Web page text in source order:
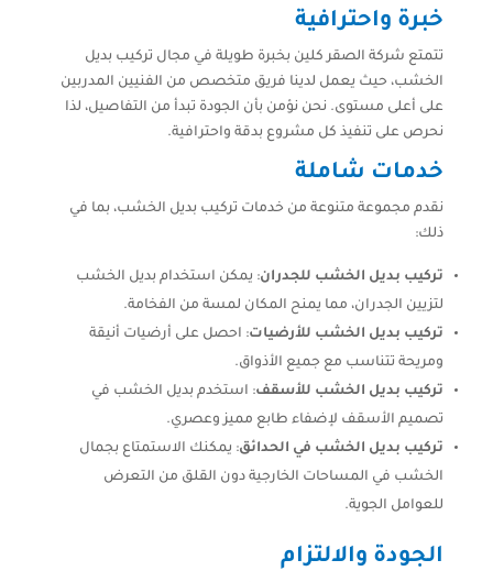
خبرة واحترافية
تتمتع شركة الصقر كلين بخبرة طويلة في مجال تركيب بديل
الخشب، حيث يعمل لدينا فريق متخصص من الفنيين المدربين
على أعلى مستوى. نحن نؤمن بأن الجودة تبدأ من التفاصيل، لذا
نحرص على تنفيذ كل مشروع بدقة واحترافية.
خدمات شاملة
نقدم مجموعة متنوعة من خدمات تركيب بديل الخشب، بما في
ذلك:
تركيب بديل الخشب للجدران: يمكن استخدام بديل الخشب
لتزيين الجدران، مما يمنح المكان لمسة من الفخامة.
تركيب بديل الخشب للأرضيات: احصل على أرضيات أنيقة
ومريحة تتناسب مع جميع الأذواق.
تركيب بديل الخشب للأسقف: استخدم بديل الخشب في
تصميم الأسقف لإضفاء طابع مميز وعصري.
تركيب بديل الخشب في الحدائق: يمكنك الاستمتاع بجمال
الخشب في المساحات الخارجية دون القلق من التعرض
للعوامل الجوية.
الجودة والالتزام